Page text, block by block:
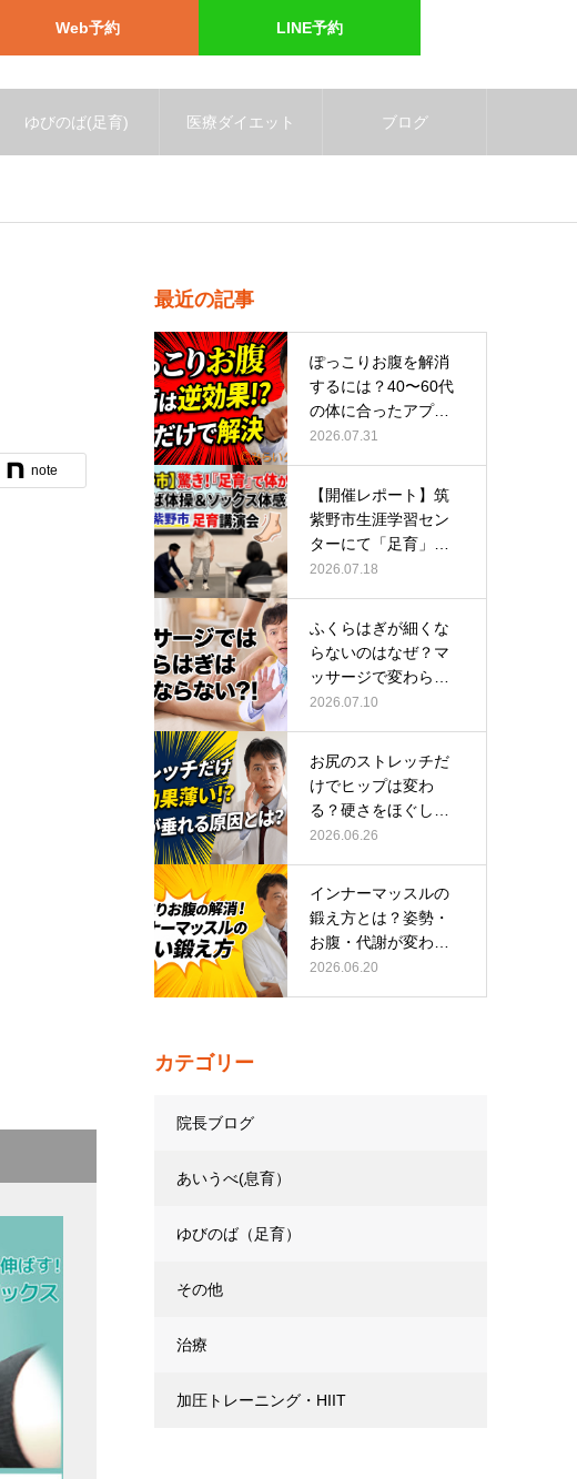
Web予約 LINE予約
ゆびのば(足育) 医療ダイエット ブログ
note
最近の記事
ぽっこりお腹を解消
するには？40〜60代
の体に合ったアプロ
ーチ
2026.07.31
【開催レポート】筑
紫野市生涯学習セン
ターにて「足育」講
演会に登壇し…
2026.07.18
ふくらはぎが細くな
らないのはなぜ？マ
ッサージで変わらな
い根本原因
2026.07.10
お尻のストレッチだ
けでヒップは変わ
る？硬さをほぐして
整える正しい方…
2026.06.26
インナーマッスルの
鍛え方とは？姿勢・
お腹・代謝が変わる
トレーニング…
2026.06.20
カテゴリー
院長ブログ
あいうべ(息育）
ゆびのば（足育）
その他
治療
加圧トレーニング・HIIT